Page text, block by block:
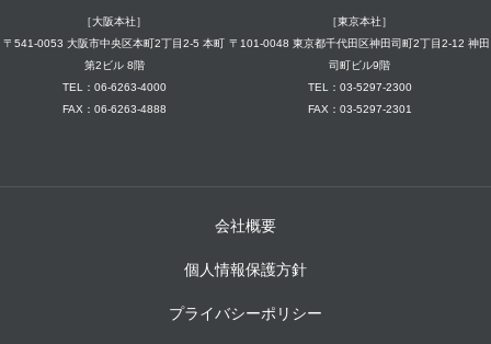
［大阪本社］
〒541-0053 大阪市中央区本町2丁目2-5 本町
第2ビル 8階
TEL：06-6263-4000
FAX：06-6263-4888
［東京本社］
〒101-0048 東京都千代田区神田司町2丁目2-12 神田
司町ビル9階
TEL：03-5297-2300
FAX：03-5297-2301
会社概要
個人情報保護方針
プライバシーポリシー